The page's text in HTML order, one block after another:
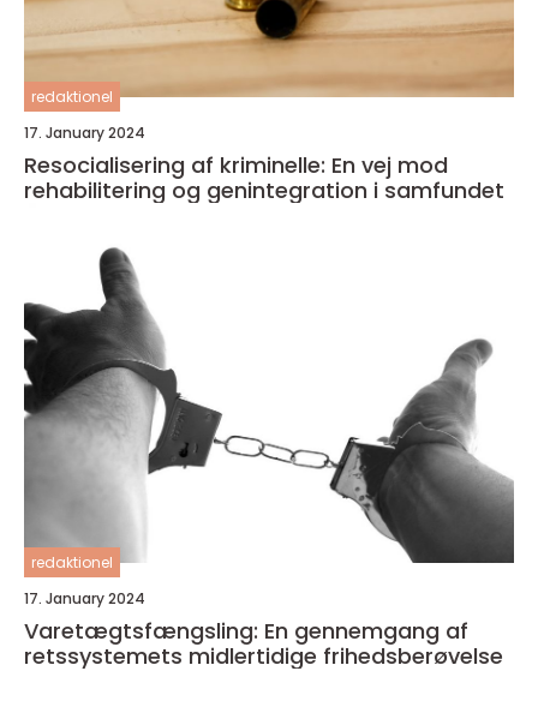
redaktionel
17. January 2024
Resocialisering af kriminelle: En vej mod
rehabilitering og genintegration i samfundet
redaktionel
17. January 2024
Varetægtsfængsling: En gennemgang af
retssystemets midlertidige frihedsberøvelse